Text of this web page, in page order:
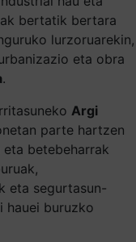
bertatik bertara
lurzoruarekin,
eta obra
.
Argi
parte hartzen
betebeharrak
eta segurtasun-
hauei buruzko